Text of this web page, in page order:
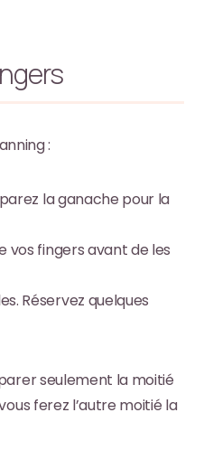
:
la ganache pour la
vos fingers avant de les
Réservez quelques
seulement la moitié
ferez l’autre moitié la